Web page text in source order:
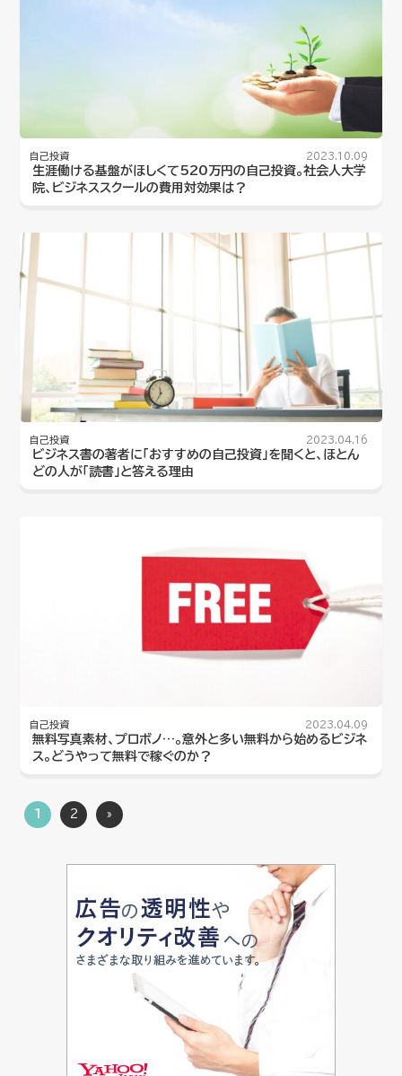
自己投資 2023.10.09
生涯働ける基盤がほしくて520万円の自己投資。社会人大学
院、ビジネススクールの費用対効果は？
自己投資 2023.04.16
ビジネス書の著者に「おすすめの自己投資」を聞くと、ほとん
どの人が「読書」と答える理由
自己投資 2023.04.09
無料写真素材、プロボノ…。意外と多い無料から始めるビジネ
ス。どうやって無料で稼ぐのか？
1 2 »